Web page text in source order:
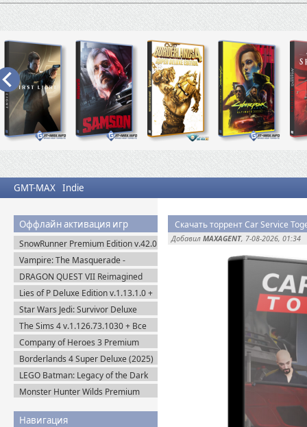
GMT-MAX Indie
Оффлайн активация игр
SnowRunner Premium Edition v.42.0
+ Все DLC (2020) Пиратка
Vampire: The Masquerade -
Bloodlines 2 Premium Edition
v.53085 (2025) Portable
DRAGON QUEST VII Reimagined
v.1.1.1.0 + Все DLC (2026) Пиратка
Lies of P Deluxe Edition v.1.13.1.0 +
Все DLC (2023) Пиратка
Star Wars Jedi: Survivor Deluxe
Edition (2023) Steam-Rip
The Sims 4 v.1.126.73.1030 + Все
DLC (2014-2025) Portable
Company of Heroes 3 Premium
Edition (2023) RePack
Borderlands 4 Super Deluxe (2025)
Steam-Rip
LEGO Batman: Legacy of the Dark
Knight / ЛЕГО Бэтмен: Наследие
Тёмного Рыцаря (2026) Portable
Monster Hunter Wilds Premium
Навигация
Скачать торрент Car Service
Добавил MAXAGENT, 7-08-2026, 01:34